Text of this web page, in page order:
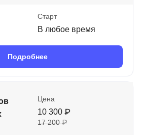
Старт
В любое время
Подробнее
Цена
10 300 ₽
17 200 ₽